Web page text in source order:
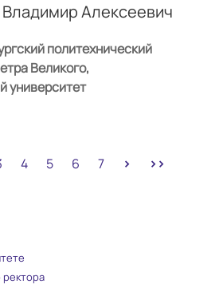
Алексеевич
политехнический
Великого,
университет
4 5 6 7